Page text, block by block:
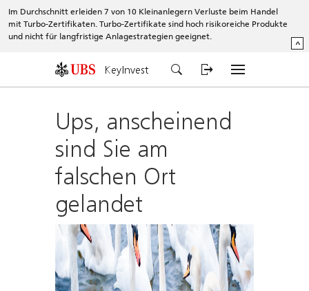
Im Durchschnitt erleiden 7 von 10 Kleinanlegern Verluste beim Handel
mit Turbo-Zertifikaten. Turbo-Zertifikate sind hoch risikoreiche Produkte
und nicht für langfristige Anlagestrategien geeignet.
^
KeyInvest
Ups, anscheinend
sind Sie am
falschen Ort
gelandet